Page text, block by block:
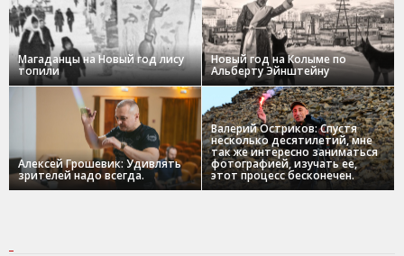
Магаданцы на Новый год лису
топили
Новый год на Колыме по
Альберту Эйнштейну
Алексей Грошевик: Удивлять
зрителей надо всегда.
Валерий Остриков: Спустя
несколько десятилетий, мне
так же интересно заниматься
фотографией, изучать ее,
этот процесс бесконечен.